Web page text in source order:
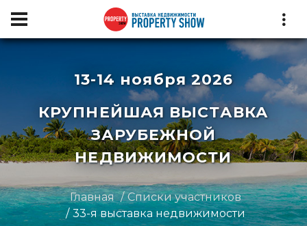
13-14 ноября 2026
КРУПНЕЙШАЯ ВЫСТАВКА
ЗАРУБЕЖНОЙ
НЕДВИЖИМОСТИ
Главная
Списки участников
33-я выставка недвижимости